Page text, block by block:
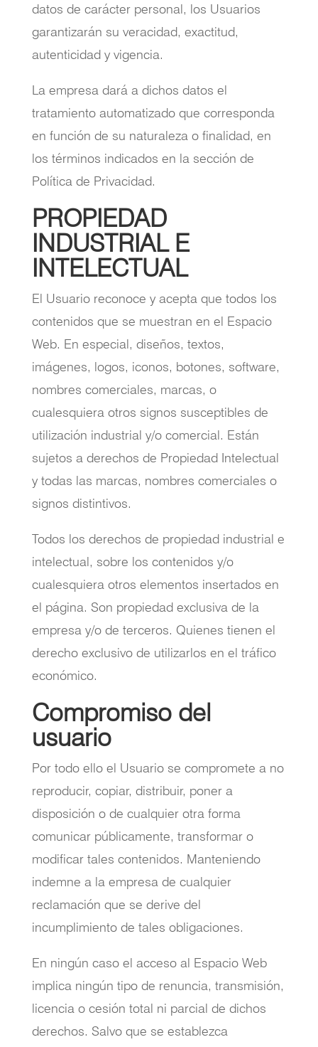
datos de carácter personal, los Usuarios
garantizarán su veracidad, exactitud,
autenticidad y vigencia.
La empresa dará a dichos datos el
tratamiento automatizado que corresponda
en función de su naturaleza o finalidad, en
los términos indicados en la sección de
Política de Privacidad.
PROPIEDAD
INDUSTRIAL E
INTELECTUAL
El Usuario reconoce y acepta que todos los
contenidos que se muestran en el Espacio
Web. En especial, diseños, textos,
imágenes, logos, iconos, botones, software,
nombres comerciales, marcas, o
cualesquiera otros signos susceptibles de
utilización industrial y/o comercial. Están
sujetos a derechos de Propiedad Intelectual
y todas las marcas, nombres comerciales o
signos distintivos.
Todos los derechos de propiedad industrial e
intelectual, sobre los contenidos y/o
cualesquiera otros elementos insertados en
el página. Son propiedad exclusiva de la
empresa y/o de terceros. Quienes tienen el
derecho exclusivo de utilizarlos en el tráfico
económico.
Compromiso del
usuario
Por todo ello el Usuario se compromete a no
reproducir, copiar, distribuir, poner a
disposición o de cualquier otra forma
comunicar públicamente, transformar o
modificar tales contenidos. Manteniendo
indemne a la empresa de cualquier
reclamación que se derive del
incumplimiento de tales obligaciones.
En ningún caso el acceso al Espacio Web
implica ningún tipo de renuncia, transmisión,
licencia o cesión total ni parcial de dichos
derechos. Salvo que se establezca